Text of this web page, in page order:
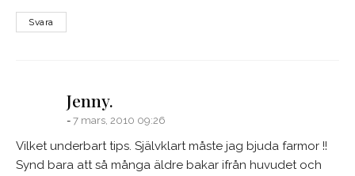
Svara
Jenny.
7 mars, 2010 09:26
Vilket underbart tips. Självklart måste jag bjuda farmor !!
Synd bara att så många äldre bakar ifrån huvudet och